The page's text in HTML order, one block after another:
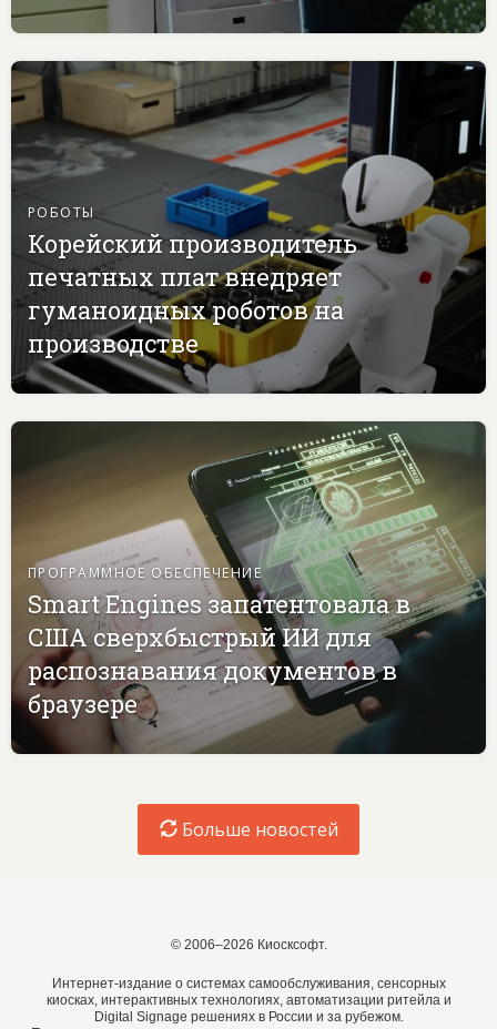
РОБОТЫ
Корейский производитель
печатных плат внедряет
гуманоидных роботов на
производстве
ПРОГРАММНОЕ ОБЕСПЕЧЕНИЕ
Smart Engines запатентовала в
США сверхбыстрый ИИ для
распознавания документов в
браузере
Больше новостей
© 2006–2026 Киосксофт.
Интернет-издание о системах самообслуживания, сенсорных
киосках, интерактивных технологиях, автоматизации ритейла и
Digital Signage решениях в России и за рубежом.